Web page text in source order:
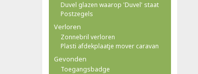
Duvel glazen waarop 'Duvel' staat
Postzegels
Verloren
Zonnebril verloren
Plasti afdekplaatje mover caravan
Gevonden
Toegangsbadge